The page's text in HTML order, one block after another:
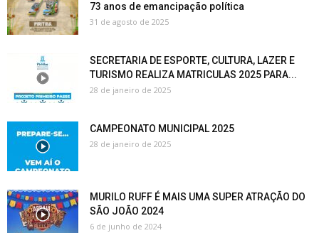
73 anos de emancipação política
31 de agosto de 2025
SECRETARIA DE ESPORTE, CULTURA, LAZER E
TURISMO REALIZA MATRICULAS 2025 PARA...
28 de janeiro de 2025
CAMPEONATO MUNICIPAL 2025
28 de janeiro de 2025
MURILO RUFF É MAIS UMA SUPER ATRAÇÃO DO
SÃO JOÃO 2024
6 de junho de 2024